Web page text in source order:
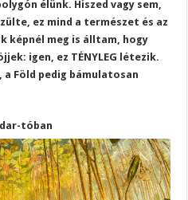
élünk. Hiszed vagy sem,
ez mind a természet és az
képnél meg is álltam, hogy
igen, ez TÉNYLEG létezik.
Föld pedig bámulatosan
tóban